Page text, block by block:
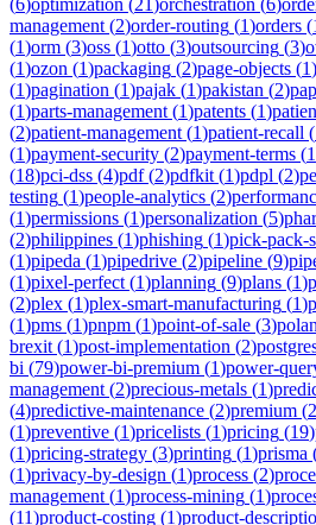
management (2)order-routing (1)orders (
(1)orm (3)oss (1)otto (3)outsourcing (3)
(1)ozon (1)packaging (2)page-objects (1)
(1)pagination (1)pajak (1)pakistan (2)
(1)parts-management (1)patents (1)
(2)patient-management (1)patient-recall (
(1)payment-security (2)payment-terms (1
(18)pci-dss (4)pdf(2)pdfkit (1)pdpl (2)
testing (1)people-analytics (2)
(1)permissions (1)personalization (5)
(2)philippines (1)phishing (1)pick-pack-
(1)pipeda (1)pipedrive (2)pipeline (9)
(1)pixel-perfect (1)planning (9)plans (1)
(2)plex (1)plex-smart-manufacturing (1)
(1)pms (1)pnpm (1)point-of-sale (3)
brexit (1)post-implementation (2)
bi (79)power-bi-premium (1)power-
management (2)precious-metals (1)
(4)predictive-maintenance (2)premium (2
(1)preventive (1)pricelists (1)pricing (19)
(1)pricing-strategy (3)printing (1)prisma
(1)privacy-by-design (1)process (2)
management (1)process-mining (1)
(11)product-costing (1)product-